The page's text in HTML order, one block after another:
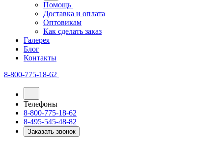
Помощь
Доставка и оплата
Оптовикам
Как сделать заказ
Галерея
Блог
Контакты
8-800-775-18-62
Телефоны
8-800-775-18-62
8-495-545-48-82
Заказать звонок